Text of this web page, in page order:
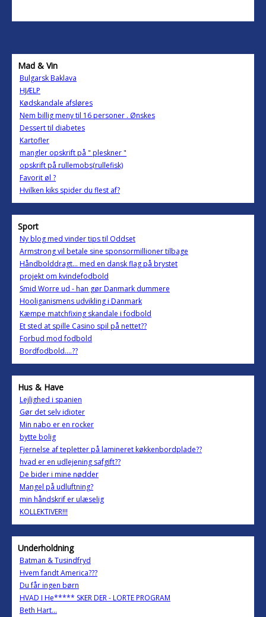
Mad & Vin
Bulgarsk Baklava
HJÆLP
Kødskandale afsløres
Nem billig meny til 16 personer . Ønskes
Dessert til diabetes
Kartofler
mangler opskrift på " pleskner "
opskrift på rullemobs(rullefisk)
Favorit øl ?
Hvilken kiks spider du flest af?
Sport
Ny blog med vinder tips til Oddset
Armstrong vil betale sine sponsormillioner tilbage
Håndbolddragt... med en dansk flag på brystet
projekt om kvindefodbold
Smid Worre ud - han gør Danmark dummere
Hooliganismens udvikling i Danmark
Kæmpe matchfixing skandale i fodbold
Et sted at spille Casino spil på nettet??
Forbud mod fodbold
Bordfodbold....??
Hus & Have
Lejlighed i spanien
Gør det selv idioter
Min nabo er en rocker
bytte bolig
Fjernelse af tepletter på lamineret køkkenbordplade??
hvad er en udlejening safgift??
De bider i mine nødder
Mangel på udluftning?
min håndskrif er ulæselig
KOLLEKTIVER!!!
Underholdning
Batman & Tusindfryd
Hvem fandt America???
Du får ingen børn
HVAD I He***** SKER DER - LORTE PROGRAM
Beth Hart...